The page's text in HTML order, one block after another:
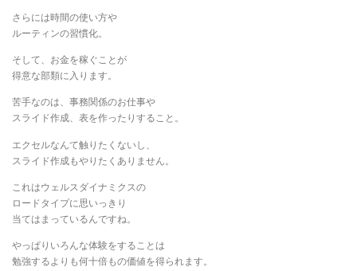
さらには時間の使い方や
ルーティンの習慣化。
そして、お金を稼ぐことが
得意な部類に入ります。
苦手なのは、事務関係のお仕事や
スライド作成、表を作ったりすること。
エクセルなんて触りたくないし、
スライド作成もやりたくありません。
これはウェルスダイナミクスの
ロードタイプに思いっきり
当てはまっているんですね。
やっぱりいろんな体験をすることは
勉強するよりも何十倍もの価値を得られます。